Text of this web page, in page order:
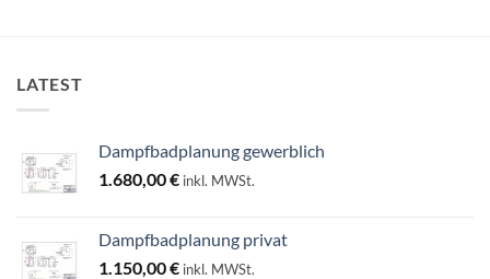
LATEST
Dampfbadplanung gewerblich
1.680,00€ inkl. MWSt.
Dampfbadplanung privat
1.150,00€ inkl. MWSt.